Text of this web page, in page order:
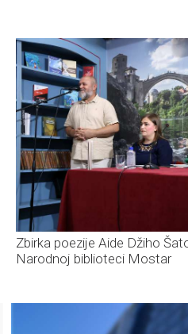
Zbirka poezije Aide Džiho
Narodnoj biblioteci Mostar